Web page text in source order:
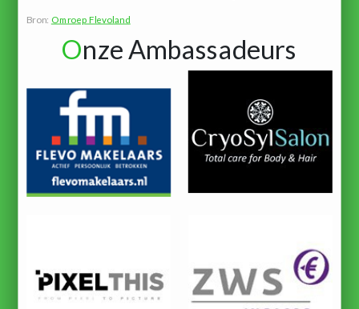
Bron: Omroep Flevoland
Onze Ambassadeurs